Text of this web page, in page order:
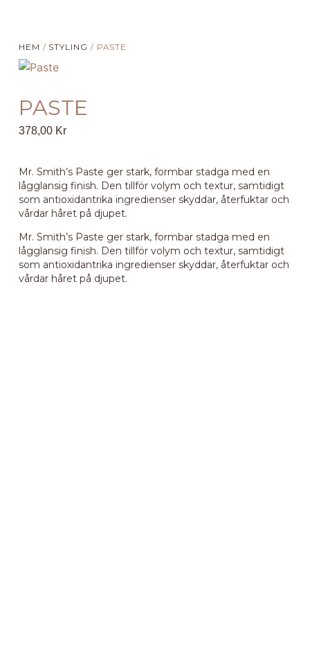
HEM / STYLING / PASTE
PASTE
378,00 Kr
Mr. Smith’s Paste ger stark, formbar stadga med en
lågglansig finish. Den tillför volym och textur, samtidigt
som antioxidantrika ingredienser skyddar, återfuktar och
vårdar håret på djupet.
Mr. Smith’s Paste ger stark, formbar stadga med en
lågglansig finish. Den tillför volym och textur, samtidigt
som antioxidantrika ingredienser skyddar, återfuktar och
vårdar håret på djupet.